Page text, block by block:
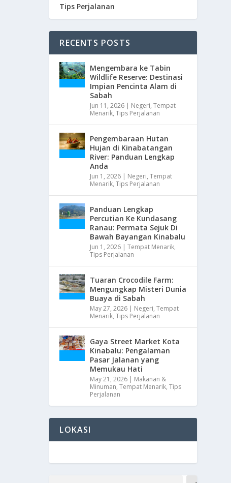
Tips Perjalanan
RECENTS POSTS
Mengembara ke Tabin
Wildlife Reserve: Destinasi
Impian Pencinta Alam di
Sabah
Jun 11, 2026 | Negeri,Tempat
Menarik,Tips Perjalanan
Pengembaraan Hutan
Hujan di Kinabatangan
River: Panduan Lengkap
Anda
Jun 1, 2026 | Negeri,Tempat
Menarik,Tips Perjalanan
Panduan Lengkap
Percutian Ke Kundasang
Ranau: Permata Sejuk Di
Bawah Bayangan Kinabalu
Jun 1, 2026 |Tempat Menarik,
Tips Perjalanan
Tuaran Crocodile Farm:
Mengungkap Misteri Dunia
Buaya di Sabah
May 27, 2026 | Negeri,Tempat
Menarik,Tips Perjalanan
Gaya Street Market Kota
Kinabalu: Pengalaman
Pasar Jalanan yang
Memukau Hati
May 21, 2026 | Makanan &
Minuman,Tempat Menarik,Tips
Perjalanan
LOKASI